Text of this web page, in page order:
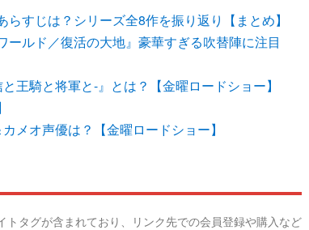
すじは？シリーズ全8作を振り返り【まとめ】
ルド／復活の大地』豪華すぎる吹替陣に注目
王騎と将軍と-』とは？【金曜ロードショー】
メオ声優は？【金曜ロードショー】
タグが含まれており、リンク先での会員登録や購入など